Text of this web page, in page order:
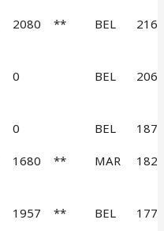
2080 ** BEL 216
0 BEL 206
0 BEL 187
1680 ** MAR 182
1957 ** BEL 177